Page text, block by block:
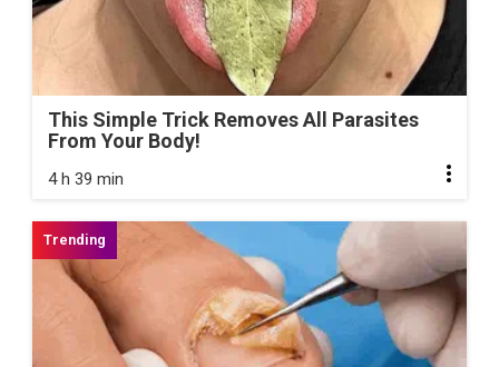
This Simple Trick Removes All Parasites
From Your Body!
4 h 39 min